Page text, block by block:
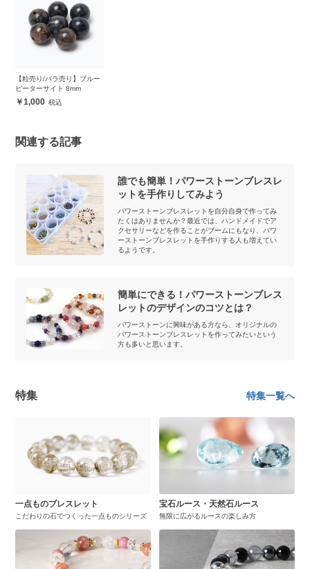
【粒売り/バラ売り】ブルー
ピーターサイト 8mm
1,000
関連する記事
誰でも簡単！パワーストーンブレスレ
ットを手作りしてみよう
パワーストーンブレスレットを自分自身で作ってみ
たくはありませんか？最近では、ハンドメイドでア
クセサリーなどを作ることがブームにもなり、パワ
ーストーンブレスレットを手作りする人も増えてい
るようです。
簡単にできる！パワーストーンブレス
レットのデザインのコツとは？
パワーストーンに興味がある方なら、オリジナルの
パワーストーンブレスレットを作ってみたいという
方も多いと思います。
特集 特集一覧へ
一点ものブレスレット
こだわりの石でつくった一点ものシリーズ
宝石ルース・天然石ルース
無限に広がるルースの楽しみ方